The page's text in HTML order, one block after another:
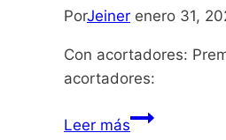
PorJeiner enero 31,
Con acortadores:
acortadores:
Leer másUrban